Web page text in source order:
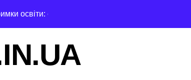
освіти: області передані 13 шкільних автобусів
трагедій